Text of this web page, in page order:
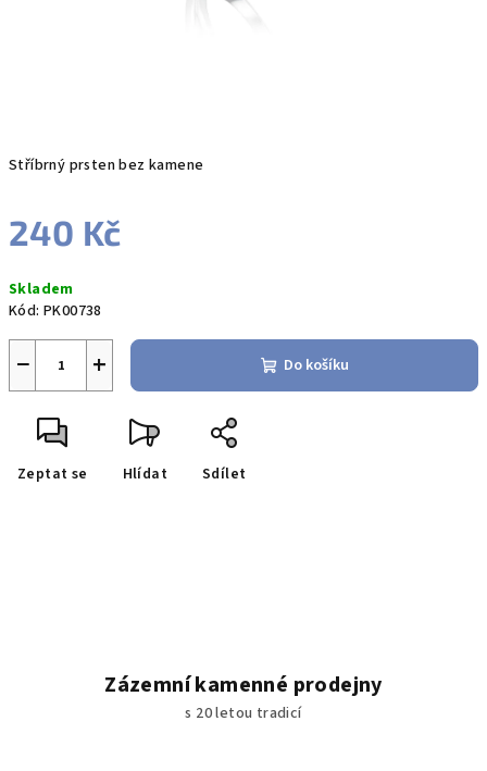
Stříbrný prsten bez kamene
240 Kč
cena:
Skladem
Kód: PK00738
+
− Do košíku
Zeptat se Hlídat Sdílet
Zázemní kamenné prodejny
s 20 letou tradicí